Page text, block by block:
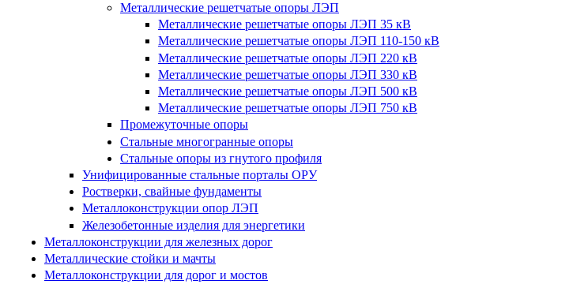
Металлические решетчатые опоры ЛЭП
Металлические решетчатые опоры ЛЭП 35 кВ
Металлические решетчатые опоры ЛЭП 110-150 кВ
Металлические решетчатые опоры ЛЭП 220 кВ
Металлические решетчатые опоры ЛЭП 330 кВ
Металлические решетчатые опоры ЛЭП 500 кВ
Металлические решетчатые опоры ЛЭП 750 кВ
Промежуточные опоры
Стальные многогранные опоры
Стальные опоры из гнутого профиля
Унифицированные стальные порталы ОРУ
Ростверки, свайные фундаменты
Металлоконструкции опор ЛЭП
Железобетонные изделия для энергетики
Металлоконструкции для железных дорог
Металлические стойки и мачты
Металлоконструкции для дорог и мостов